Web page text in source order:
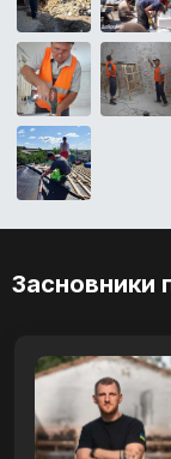
Засновники